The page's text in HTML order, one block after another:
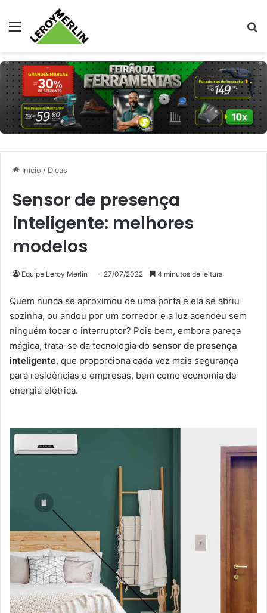
Menu
Início / Dicas
Sensor de presença
inteligente: melhores
modelos
Equipe Leroy Merlin 27/07/2022 4 minutos de leitura
Quem nunca se aproximou de uma porta e ela se abriu
sozinha, ou andou por um corredor e a luz acendeu sem
ninguém tocar o interruptor? Pois bem, embora pareça
mágica, trata-se da tecnologia do sensor de presença
inteligente, que proporciona cada vez mais segurança
para residências e empresas, bem como economia de
energia elétrica.